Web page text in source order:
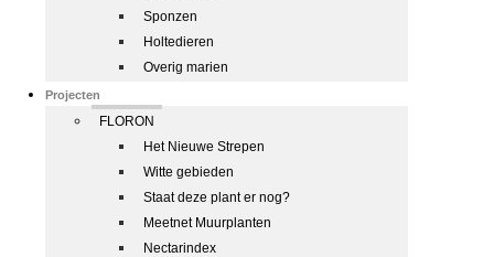
Sponzen
Holtedieren
Overig marien
Projecten
FLORON
Het Nieuwe Strepen
Witte gebieden
Staat deze plant er nog?
Meetnet Muurplanten
Nectarindex